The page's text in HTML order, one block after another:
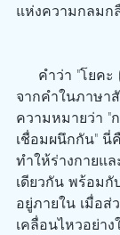
แห่งความกลมก
จากคำในภาษาสั
ความหมายว่า "
เชื่อมผนึกกัน" นี่
ทำให้ร่างกายแ
เดียวกัน พร้อมกั
อยู่ภายใน เมื่อส่
เคลื่อนไหวอย่า